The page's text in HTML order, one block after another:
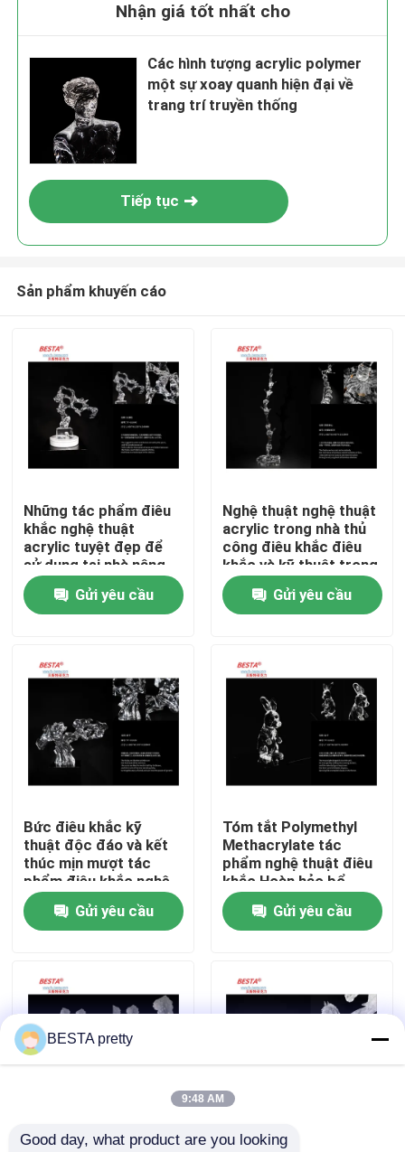
Sản phẩm
video
Chuyến tham quan nhà máy
Kiểm soát chất lượng
Tin tức
Yêu cầu báo giá
Nhận giá tốt nhất cho
Các hình tượng acrylic polymer
một sự xoay quanh hiện đại về
trang trí truyền thống
Tiếp tục
Sản phẩm khuyến cáo
Những tác phẩm điêu
khắc nghệ thuật
acrylic tuyệt đẹp để
sử dụng tại nhà nâng
cao vẻ đẹp của tài sản
Gửi yêu cầu
Nghệ thuật nghệ thuật
acrylic trong nhà thủ
công điêu khắc điêu
khắc và kỹ thuật trong
nhà
Gửi yêu cầu
Bức điêu khắc kỹ
thuật độc đáo và kết
thúc mịn mượt tác
phẩm điêu khắc nghệ
thuật acrylic cho thị
trường cuối cùng
Gửi yêu cầu
Tóm tắt Polymethyl
Methacrylate tác
phẩm nghệ thuật điêu
khắc Hoàn hảo bổ
sung cho không gian
hiện đạiGửi yêu cầu
Đặt trên bàn trong nhà Hình tượng Acrylic
BESTA pretty
9:48 AM
Good day, what product are you looking